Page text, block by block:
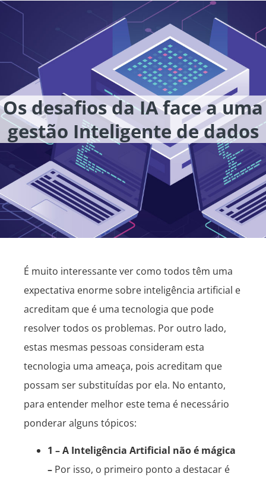
Os desafios da IA face a uma
gestão Inteligente de dados
É muito interessante ver como todos têm uma
expectativa enorme sobre inteligência artificial e
acreditam que é uma tecnologia que pode
resolver todos os problemas. Por outro lado,
estas mesmas pessoas consideram esta
tecnologia uma ameaça, pois acreditam que
possam ser substituídas por ela. No entanto,
para entender melhor este tema é necessário
ponderar alguns tópicos:
1 – A Inteligência Artificial não é mágica
– Por isso, o primeiro ponto a destacar é